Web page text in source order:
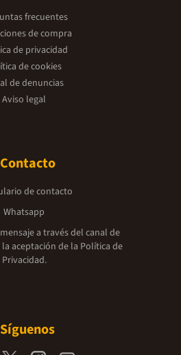
frecuentes
de compra
de privacidad
de cookies
de denuncias
Aviso legal
Contacto
de contacto
Whatsapp
a través del canal de
aceptación de la Política de
Privacidad.
Síguenos